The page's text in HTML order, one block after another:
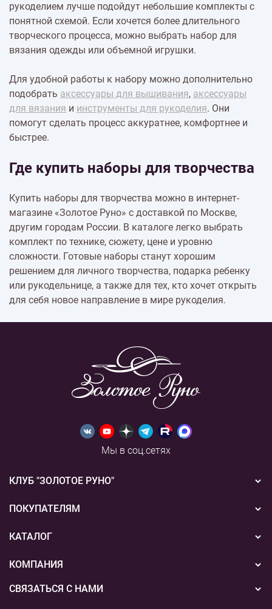
рукоделием лучше подойдут небольшие комплекты с
понятной схемой. Если хочется более длительного
творческого процесса, можно выбрать набор для
вязания одежды или объемной игрушки.
Для удобной работы к набору можно дополнительно
подобрать аксессуары для вышивания, аксессуары
для вязания и инструменты для рукоделия. Они
помогут сделать процесс аккуратнее, комфортнее и
быстрее.
Где купить наборы для творчества
Купить наборы для творчества можно в интернет-
магазине «Золотое Руно» с доставкой по Москве,
другим городам России. В каталоге легко выбрать
комплект по технике, сюжету, цене и уровню
сложности. Готовые наборы станут хорошим
решением для личного творчества, подарка ребенку
или рукодельнице, а также для тех, кто хочет открыть
для себя новое направление в мире рукоделия.
Мы в соц.сетях
КЛУБ "ЗОЛОТОЕ РУНО"
Новости
Акции
ПОКУПАТЕЛЯМ
Бонусная система
Подарочные сертификаты
Способы оплаты
КАТАЛОГ
Вышивка
Пряжа
КОМПАНИЯ
О нас
СВЯЗАТЬСЯ С НАМИ